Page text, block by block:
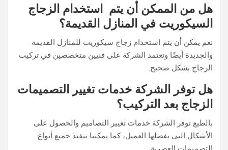
هل من الممكن أن يتم استخدام الزجاج
السيكوريت في المنازل القديمة؟
نعم يمكن أن يتم استخدام زجاج سيكوريت للمنازل القديمة
والجديدة أيضًا وتعتمد الشركة على فنيين متخصصين في تركيب
الزجاج بشكل صحيح.
هل توفر الشركة خدمات تغيير التصميمات
الزجاج بعد التركيب؟
بالطبع توفر الشركة خدمات تغيير التصاميم والحصول على
الأشكال التي يفضلها العميل، كما يمكننا تنفيذ جميع أنواع